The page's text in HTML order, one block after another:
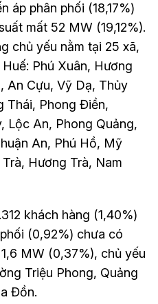
áp phân phối (18,17%)
mất 52 MW (19,12%).
chủ yếu nằm tại 25 xã,
Phú Xuân, Hương
An Cựu, Vỹ Dạ, Thủy
Thái, Phong Điền,
Lộc An, Phong Quảng,
An, Phú Hồ, Mỹ
Hương Trà, Nam
khách hàng (1,40%)
(0,92%) chưa có
MW (0,37%), chủ yếu
Triệu Phong, Quảng
Đồn.